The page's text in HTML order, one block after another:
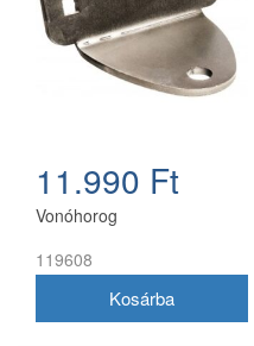
11.990 Ft
Vonóhorog
119608